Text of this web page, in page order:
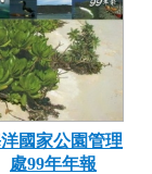
國家公園管理
處99年年報